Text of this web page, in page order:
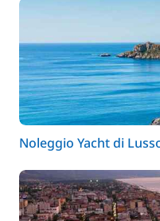
Noleggio Yacht di